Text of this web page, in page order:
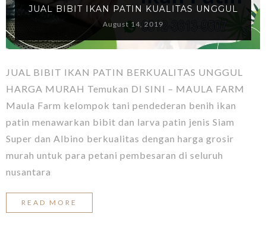
JUAL BIBIT IKAN PATIN KUALITAS UNGGUL
August 14, 2019
JUAL BIBIT IKAN PATIN BERKUALITAS UNGGUL
HARGA MURAH Temukan DI SINI – MAULA FARM
Maula Farm kelompok tani pendederan benih ikan
patin menawarkan bibit dan larva patin jenis Siam
Super dan Albino berkualitas dengan harga grosir
murah untuk para petani pembesaran di seluruh
nusantara
READ MORE